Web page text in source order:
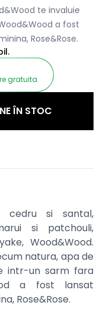
te invaluie
a fost
Rose&Rose.
gratuita.
ÎN STOC
cedru si santal,
si patchouli,
Wood&Wood.
natura, apa de
intr-un sarm fara
a fost lansat
Rose&Rose.